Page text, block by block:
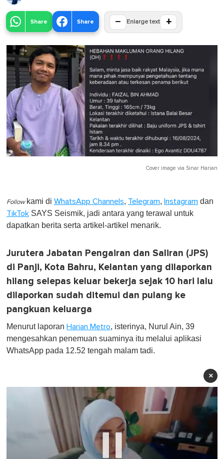
Share Share − Enlarge text +
Cover image via Sinar Harian
Follow kami di WhatsApp Channels, Telegram, Instagram dan
TikTok SAYS Seismik, jadi antara yang terawal untuk
dapatkan berita serta artikel-artikel menarik.
Jurutera Jabatan Pengairan dan Saliran (JPS)
di Panji, Kota Bahru, Kelantan yang dilaporkan
hilang selepas keluar bekerja sejak 10 hari lalu
dilaporkan sudah ditemui dan pulang ke
pangkuan keluarga
Menurut laporan Harian Metro, isterinya, Nurul Ain, 39
mengesahkan penemuan suaminya itu melalui aplikasi
WhatsApp pada 12.52 tengah malam tadi.
×